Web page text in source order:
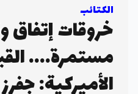
الكتائب
خروقات إتفاق
مستمرة....
الأميركية: